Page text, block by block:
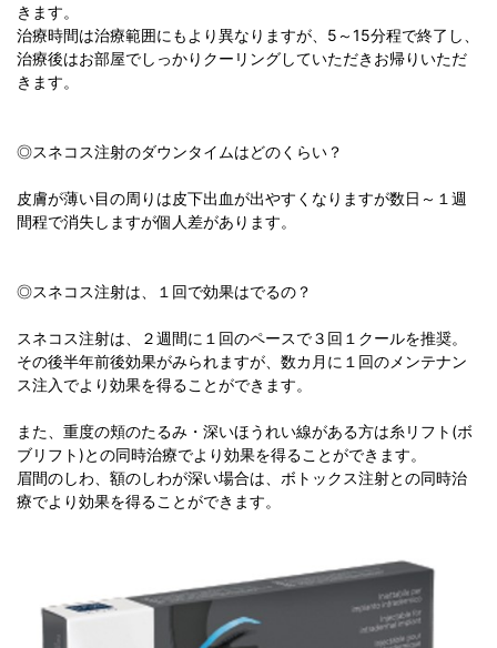
きます。
治療時間は治療範囲にもより異なりますが、5～15分程で終了し、
治療後はお部屋でしっかりクーリングしていただきお帰りいただ
きます。
◎スネコス注射のダウンタイムはどのくらい？
皮膚が薄い目の周りは皮下出血が出やすくなりますが数日～１週
間程で消失しますが個人差があります。
◎スネコス注射は、１回で効果はでるの？
スネコス注射は、２週間に１回のペースで３回１クールを推奨。
その後半年前後効果がみられますが、数カ月に１回のメンテナン
ス注入でより効果を得ることができます。
また、重度の頬のたるみ・深いほうれい線がある方は糸リフト(ボ
ブリフト)との同時治療でより効果を得ることができます。
眉間のしわ、額のしわが深い場合は、ボトックス注射との同時治
療でより効果を得ることができます。